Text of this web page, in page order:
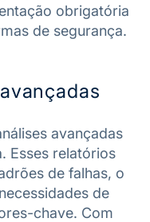
obrigatória
de segurança.
avançadas
Esses relatórios
de falhas, o
de
chave. Com